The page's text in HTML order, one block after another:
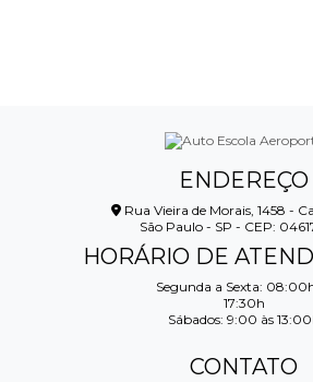
ENDEREÇO
Rua Vieira de Morais, 1458 -
São Paulo - SP - CEP:
HORÁRIO DE
Segunda a Sexta:
17:30h
Sábados: 9:00 às
CONTATO